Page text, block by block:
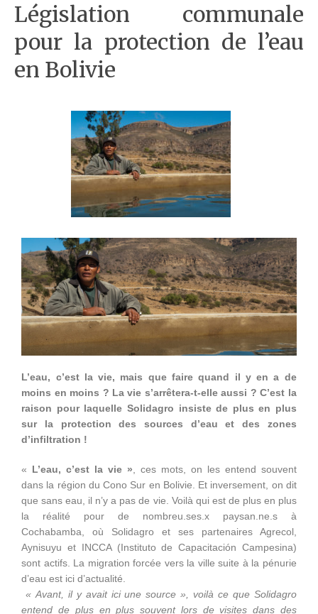
Législation communale
pour la protection de l’eau
en Bolivie
L’eau, c’est la vie, mais que faire quand il y en a de
moins en moins ? La vie s’arrêtera-t-elle aussi ? C’est la
raison pour laquelle Solidagro insiste de plus en plus
sur la protection des sources d’eau et des zones
d’infiltration !
« L’eau, c’est la vie » , ces mots, on les entend souvent
dans la région du Cono Sur en Bolivie. Et inversement, on dit
que sans eau, il n’y a pas de vie. Voilà qui est de plus en plus
la réalité pour de nombreu.ses.x paysan.ne.s à
Cochabamba, où Solidagro et ses partenaires Agrecol,
Aynisuyu et INCCA (Instituto de Capacitación Campesina)
sont actifs. La migration forcée vers la ville suite à la pénurie
d’eau est ici d’actualité.
« Avant, il y avait ici une source », voilà ce que Solidagro
entend de plus en plus souvent lors de visites dans des